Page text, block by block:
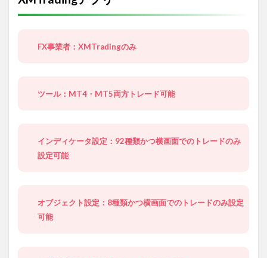
FX事業者：XMTradingのみ
ツール：MT4・MT5両方トレード可能
インディケータ設定：92種類かつ横画面でのトレードのみ
設定可能
オブジェクト設定：8種類かつ横画面でのトレードのみ設定
可能